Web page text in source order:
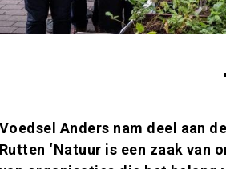
Inleiding
Voedsel Anders nam deel aan
Rutten ‘Natuur is een zaak van